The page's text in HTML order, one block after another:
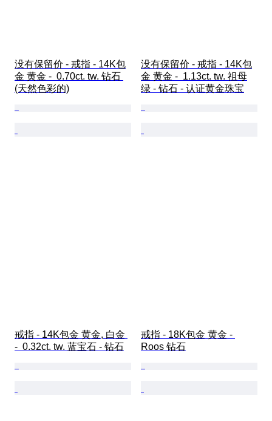
没有保留价 - 戒指 - 14K包
金 黄金 -  0.70ct. tw. 钻石
(天然色彩的)
没有保留价 - 戒指 - 14K包
金 黄金 -  1.13ct. tw. 祖母
绿 - 钻石 - 认证黄金珠宝
戒指 - 14K包金 黄金, 白金
-  0.32ct. tw. 蓝宝石 - 钻石
戒指 - 18K包金 黄金 -
Roos 钻石